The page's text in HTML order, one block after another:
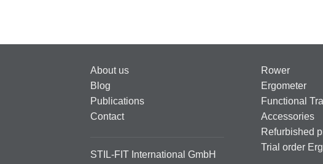
About us
Blog
Publications
Contact
STIL-FIT International GmbH
Rower
Ergometer
Functional
Accessories
Refurbished
Trial order